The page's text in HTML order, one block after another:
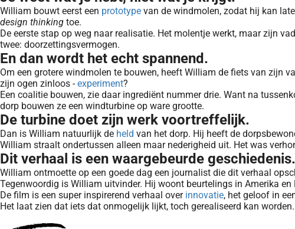
William bouwt eerst een prototype van de windmolen, zodat hij kan
design thinking toe.
De eerste stap op weg naar realisatie. Het molentje werkt, maar zijn
twee: doorzettingsvermogen.
En dan wordt het echt spannend.
Om een grotere windmolen te bouwen, heeft William de fiets van zijn
zijn ogen zinloos -experiment?
Een coalitie bouwen, zie daar ingrediënt nummer drie. Want na
dorp bouwen ze een windturbine op ware grootte.
De turbine doet zijn werk voortreffelijk.
Dan is William natuurlijk de held van het dorp. Hij heeft de
William straalt ondertussen alleen maar nederigheid uit. Het was
Dit verhaal is een waargebeurde geschiedenis.
William ontmoette op een goede dag een journalist die dit verhaal
Tegenwoordig is William uitvinder. Hij woont beurtelings in Amerika
De film is een super inspirerend verhaal over innovatie, het geloof in
Het laat zien dat iets dat onmogelijk lijkt, toch gerealiseerd kan